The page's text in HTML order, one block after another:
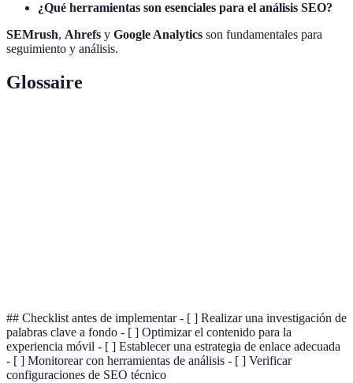
¿Qué herramientas son esenciales para el análisis SEO?
SEMrush, Ahrefs y Google Analytics son fundamentales para
seguimiento y análisis.
Glossaire
## Checklist antes de implementar - [ ] Realizar una investigación de
palabras clave a fondo - [ ] Optimizar el contenido para la
experiencia móvil - [ ] Establecer una estrategia de enlace adecuada
- [ ] Monitorear con herramientas de análisis - [ ] Verificar
configuraciones de SEO técnico